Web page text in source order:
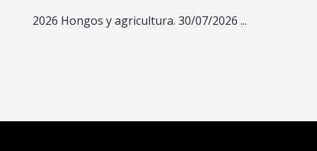
2026 Hongos y agricultura. 30/07/2026 ...